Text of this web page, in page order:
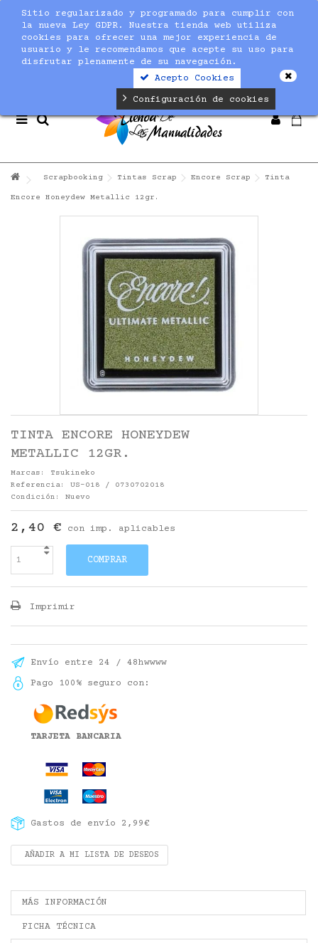
Notice : Undefined index: max_amount in
/home/nuevaltm/public_html/modules/sequracheckout/lib/
on line19
Sitio regularizado y programado para cumplir con
la nueva Ley GDPR. Nuestra tienda web utiliza
cookies para ofrecer una mejor experiencia de
usuario y le recomendamos que acepte su uso para
disfrutar plenamente de su navegación.
Acepto Cookies
Configuración de cookies
Scrapbooking Tintas Scrap Encore Scrap Tinta
Encore Honeydew Metallic 12gr.
TINTA ENCORE HONEYDEW
METALLIC 12GR.
Marcas:
Tsukineko
Referencia:
US-018 / 0730702018
Condición:
Nuevo
2,40 € con imp. aplicables
COMPRAR
Imprimir
Envío entre 24 / 48hwwww
Pago 100% seguro con:
TARJETA BANCARIA
Gastos de envío 2,99€
AÑADIR A MI LISTA DE DESEOS
MÁS INFORMACIÓN
FICHA TÉCNICA